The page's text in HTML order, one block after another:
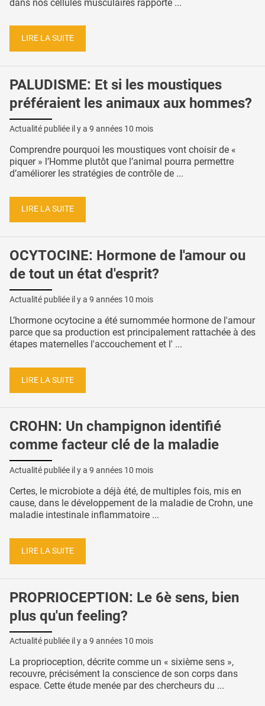
dans nos cellules musculaires rapporte ...
LIRE LA SUITE
PALUDISME: Et si les moustiques
préféraient les animaux aux hommes?
Actualité publiée il y a 9 années 10 mois
Comprendre pourquoi les moustiques vont choisir de «
piquer » l’Homme plutôt que l’animal pourra permettre
d’améliorer les stratégies de contrôle de ...
LIRE LA SUITE
OCYTOCINE: Hormone de l'amour ou
de tout un état d'esprit?
Actualité publiée il y a 9 années 10 mois
L’hormone ocytocine a été surnommée hormone de l'amour
parce que sa production est principalement rattachée à des
étapes maternelles l'accouchement et l' ...
LIRE LA SUITE
CROHN: Un champignon identifié
comme facteur clé de la maladie
Actualité publiée il y a 9 années 10 mois
Certes, le microbiote a déjà été, de multiples fois, mis en
cause, dans le développement de la maladie de Crohn, une
maladie intestinale inflammatoire ...
LIRE LA SUITE
PROPRIOCEPTION: Le 6è sens, bien
plus qu'un feeling?
Actualité publiée il y a 9 années 10 mois
La proprioception, décrite comme un « sixième sens »,
recouvre, précisément la conscience de son corps dans
espace. Cette étude menée par des chercheurs du ...